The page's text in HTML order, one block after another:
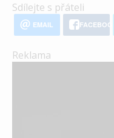
Sdílejte s přáteli
EMAIL FACEBOOK
Reklama